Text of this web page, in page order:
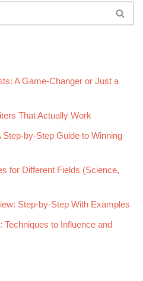
A Game-Changer or Just a
That Actually Work
by-Step Guide to Winning
for Different Fields (Science,
Step-by-Step With Examples
to Influence and